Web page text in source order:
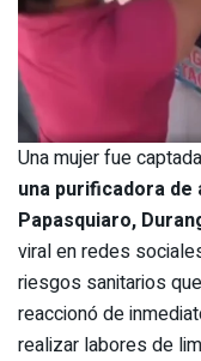
Una mujer fue
una purificadora de
Papasquiaro,
viral en redes
riesgos sanitarios
reaccionó de
realizar labores de